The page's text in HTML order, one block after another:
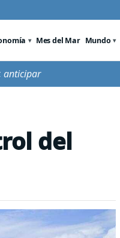
Mes del Mar Mundo
anticipar
del